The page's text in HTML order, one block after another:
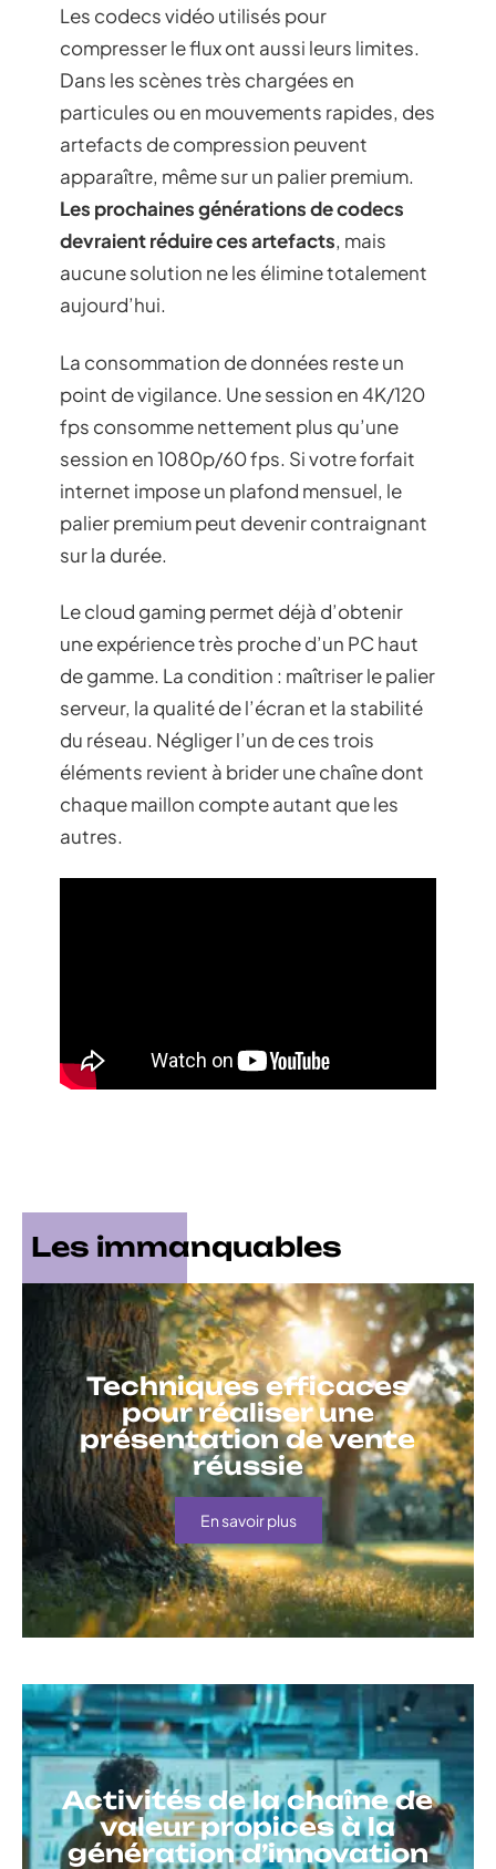
Les codecs vidéo utilisés pour
compresser le flux ont aussi leurs limites.
Dans les scènes très chargées en
particules ou en mouvements rapides, des
artefacts de compression peuvent
apparaître, même sur un palier premium.
Les prochaines générations de codecs
devraient réduire ces artefacts, mais
aucune solution ne les élimine totalement
aujourd’hui.
La consommation de données reste un
point de vigilance. Une session en 4K/120
fps consomme nettement plus qu’une
session en 1080p/60 fps. Si votre forfait
internet impose un plafond mensuel, le
palier premium peut devenir contraignant
sur la durée.
Le cloud gaming permet déjà d’obtenir
une expérience très proche d’un PC haut
de gamme. La condition : maîtriser le palier
serveur, la qualité de l’écran et la stabilité
du réseau. Négliger l’un de ces trois
éléments revient à brider une chaîne dont
chaque maillon compte autant que les
autres.
Les immanquables
Techniques efficaces
pour réaliser une
présentation de vente
réussie
En savoir plus
Activités de la chaîne de
valeur propices à la
génération d’innovation